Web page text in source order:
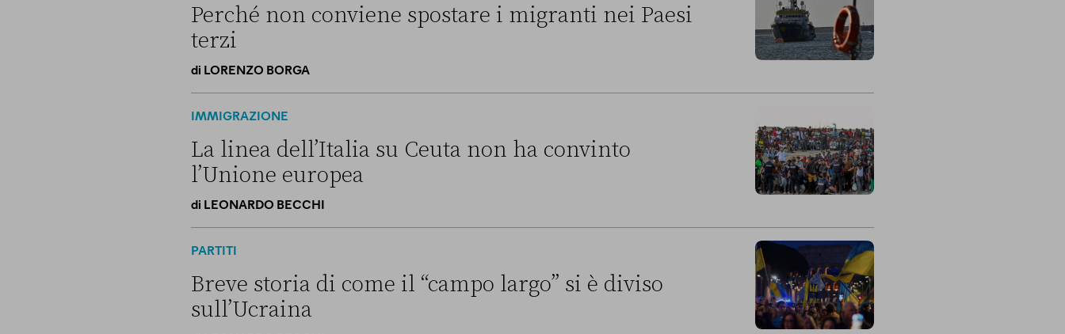
Perché non conviene spostare i migranti nei Paesi
terzi
di LORENZO BORGA
IMMIGRAZIONE
La linea dell’Italia su Ceuta non ha convinto
l’Unione europea
di LEONARDO BECCHI
PARTITI
Breve storia di come il “campo largo” si è diviso
sull’Ucraina